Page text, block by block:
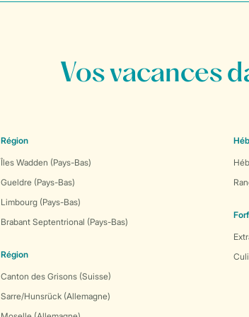
Vos vacances
Région
Îles Wadden (Pays-Bas)
Gueldre (Pays-Bas)
Limbourg (Pays-Bas)
Brabant Septentrional (Pays-Bas)
Région
Canton des Grisons (Suisse)
Sarre/Hunsrück (Allemagne)